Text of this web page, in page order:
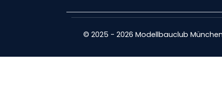
© 2025 - 2026 Modellbauclub